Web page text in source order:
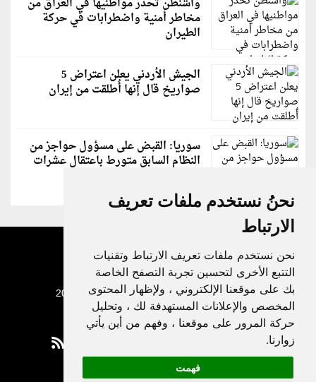
نحنُ نستخدم ملفات تعريف
الارتباط
نحن نستخدم ملفات تعريف الارتباط وتقنيات
التتبع الأخرى لتحسين تجربة التصفح الخاصة
بك على موقعنا الإلكتروني ، ولإظهار المحتوى
المخصص والإعلانات المستهدفة لك ، وتحليل
حركة المرور على موقعنا ، وفهم من أين يأتي
زوارنا.
فهمت
مخاطر أمنية واضطرابات في حركة
الطيران
الجيش الأردني يعلن اعتراض 5
صواريخ قال إنها أُطلقت من إيران
سوريا: القبض على مسؤول حواجز من
النظام السابق متورط باعتقال عشرات
جميع الحقوق محفوظة لدنيا الوطن © 2003 - 2022